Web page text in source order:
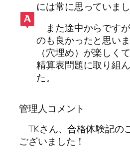
には常に思っていまし
また途中からです
のも良かったと思い
（穴埋め）が楽しく
精算表問題に取り組
た。
管理人コメント
TKさん、合格体験記の
ございました！